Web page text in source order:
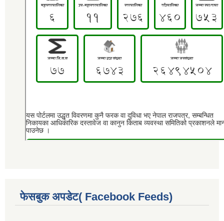
फेसबुक अपडेट( Facebook Feeds)